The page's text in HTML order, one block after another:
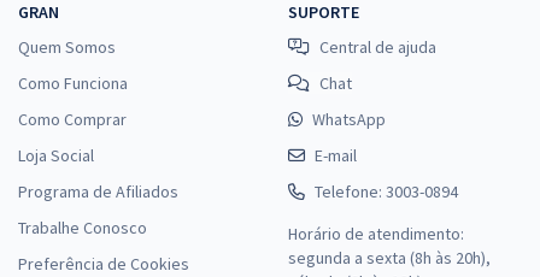
GRAN
Quem Somos
Como Funciona
Como Comprar
Loja Social
Programa de Afiliados
Trabalhe Conosco
Preferência de Cookies
SUPORTE
Central de ajuda
Chat
WhatsApp
E-mail
Telefone: 3003-0894
Horário de atendimento:
segunda a sexta (8h às 20h),